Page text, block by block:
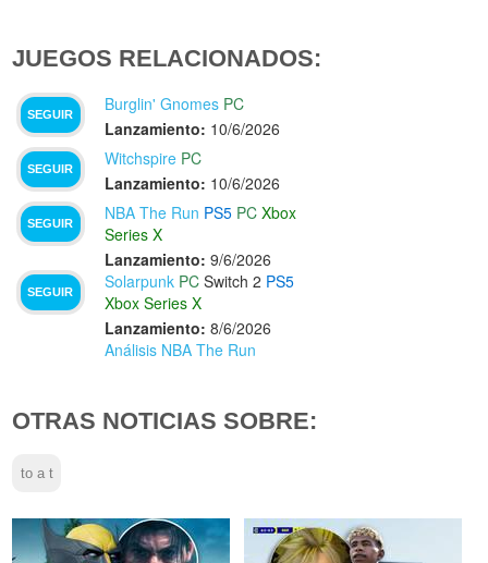
JUEGOS RELACIONADOS:
SEGUIR
Burglin' Gnomes PC
Lanzamiento: 10/6/2026
SEGUIR
Witchspire PC
Lanzamiento: 10/6/2026
SEGUIR
NBA The Run PS5 PC Xbox
Series X
Lanzamiento: 9/6/2026
SEGUIR
Solarpunk PC Switch 2 PS5
Xbox Series X
Lanzamiento: 8/6/2026
Análisis NBA The Run
OTRAS NOTICIAS SOBRE:
to a t